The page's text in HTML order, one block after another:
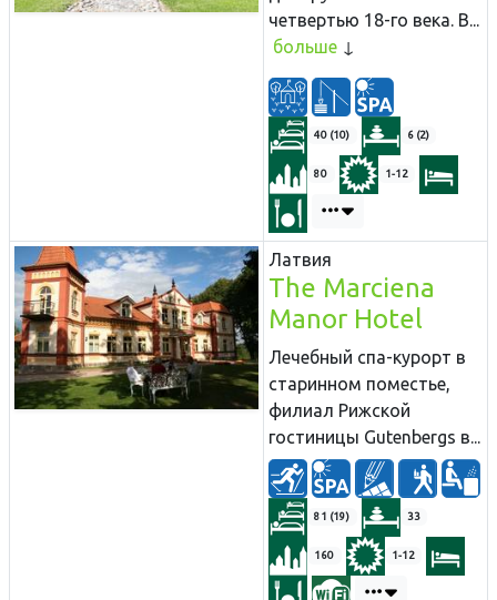
четвертью 18-го века. В...
больше
40 (10) 6 (2)
80 1-12
Латвия
The Marciena
Manor Hotel
Лечебный спа-курорт в
старинном поместье,
филиал Рижской
гостиницы Gutenbergs в...
81 (19) 33
160 1-12